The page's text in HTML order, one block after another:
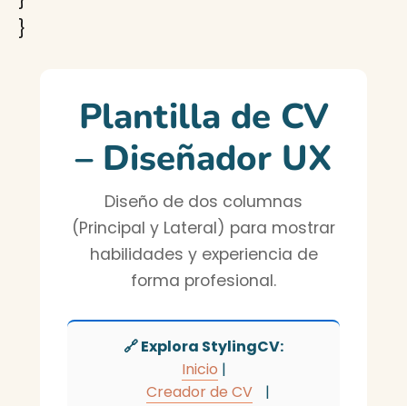
}
Plantilla de CV
– Diseñador UX
Diseño de dos columnas
(Principal y Lateral) para mostrar
habilidades y experiencia de
forma profesional.
🔗 Explora StylingCV:
Inicio |
Creador de CV
|